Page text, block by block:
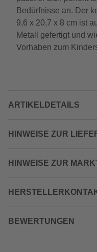
Bedürfnisse an. Der
9,6 x 20,7 x 8 cm ist
Metall gefertigt und
Vorhaben zum
ARTIKELDETAILS
HINWEISE ZUR
HINWEISE ZUR
BEWERTUNGEN